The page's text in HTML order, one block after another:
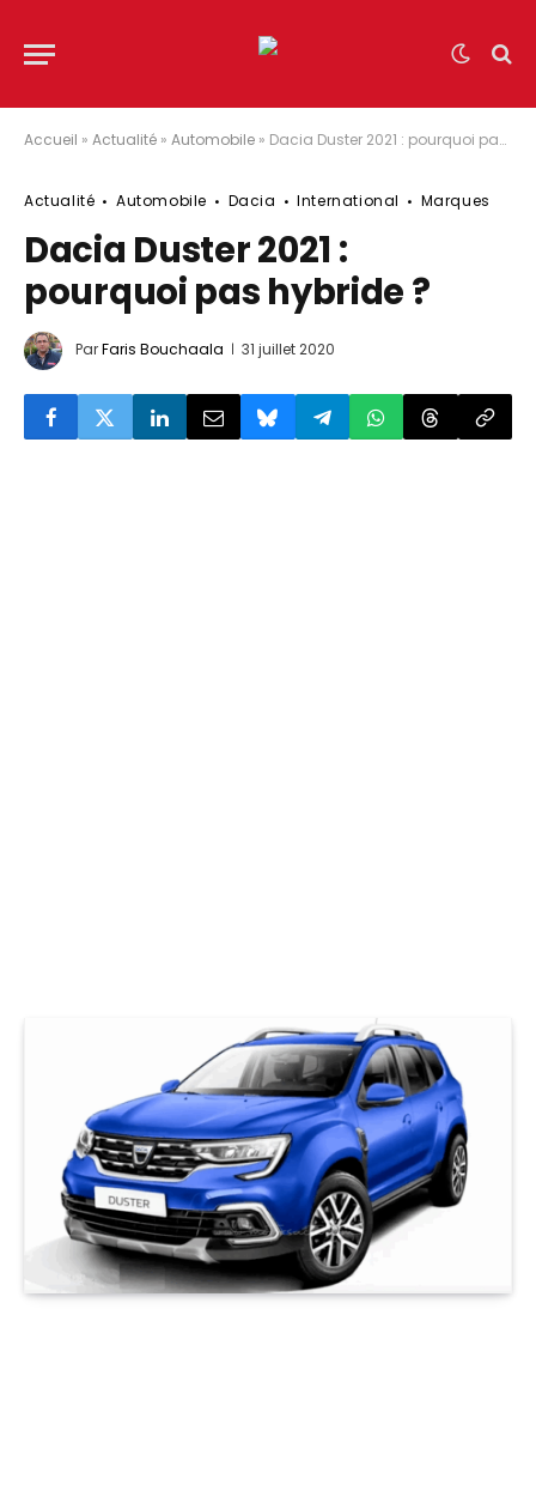
Accueil » Actualité » Automobile » Dacia Duster 2021 : pourquoi pas hybride ?
Actualité Automobile Dacia International Marques
Dacia Duster 2021 :
pourquoi pas hybride ?
ParFaris Bouchaala 31 juillet 2020